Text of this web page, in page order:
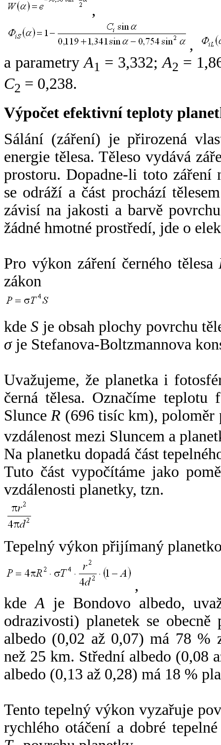
,
,
a parametryA1 = 3,332;A2 =
C2 = 0,238.
Výpočet efektivní teploty
Sálání (záření) je přirozená
energie tělesa. Těleso vydává
prostoru. Dopadne-li toto záření
se odráží a část prochází
závisí na jakosti a barvě
žádné hmotné prostředí, jde o
Pro výkon záření černého tělesa
zákon
kdeS je obsah plochy povrchu
σje Stefanova-Boltzmannova
Uvažujeme, že planetka i
černá tělesa. Označíme
SlunceR (696 tisíc km),
vzdálenost mezi Sluncem a
Na planetku dopadá část
Tuto část vypočítáme jako
vzdálenosti planetky, tzn.
Tepelný výkon přijímaný
,
kdeA je Bondovo albedo,
odrazivosti) planetek se
albedo (0,02 až 0,07) má 78 %
než 25 km. Střední albedo (0,08
albedo (0,13 až 0,28) má 18 %
Tento tepelný výkon vyzařuje
rychlého otáčení a dobré